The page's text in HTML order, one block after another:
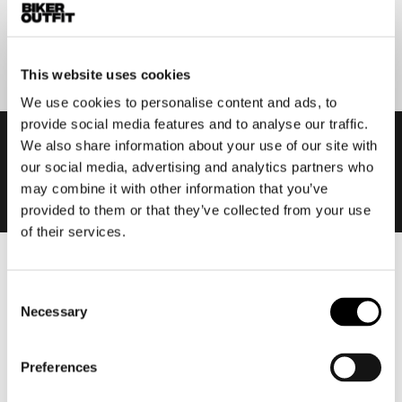
This website uses cookies
We use cookies to personalise content and ads, to
provide social media features and to analyse our traffic.
We also share information about your use of our site with
our social media, advertising and analytics partners who
may combine it with other information that you’ve
provided to them or that they’ve collected from your use
of their services.
Selection
Necessary
Preferences
Motorpak heren